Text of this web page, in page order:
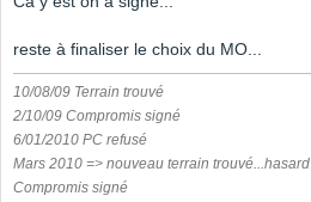
reste à finaliser le choix du MO...
10/08/09 Terrain trouvé
2/10/09 Compromis signé
6/01/2010 PC refusé
Mars 2010 => nouveau terrain trouvé...hasard
Compromis signé